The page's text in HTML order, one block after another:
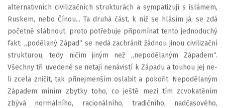
alternativních civilizačních strukturách a sympatizují s islámem,
Ruskem, nebo Čínou... Ta druhá část, k níž se hlásím já, se zdá
početně slábnout, proto potřebuje připomínat tento jednoduchý
fakt: „podělaný Západ“ se nedá zachránit žádnou jinou civilizační
strukturou, tedy ničím jiným než „nepodělaným Západem“.
Všechny tři uvedené se netají nenávistí k Západu a touhou jej ne-
li zcela zničit, tak přinejmenším oslabit a pokořit. Nepodělaným
Západem míním zbytky toho, co ještě mezi tím zcvokatěním
zbývá normálního, racionálního, tradičního, nadčasového,